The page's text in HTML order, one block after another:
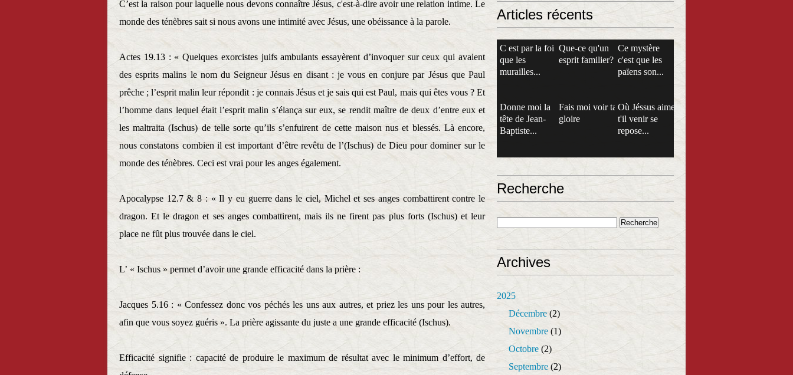
C’est la raison pour laquelle nous devons connaître Jésus, c'est-à-dire avoir une relation intime. Le
monde des ténèbres sait si nous avons une intimité avec Jésus, une obéissance à la parole.
Actes 19.13 : « Quelques exorcistes juifs ambulants essayèrent d’invoquer sur ceux qui avaient
des esprits malins le nom du Seigneur Jésus en disant : je vous en conjure par Jésus que Paul
prêche ; l’esprit malin leur répondit : je connais Jésus et je sais qui est Paul, mais qui êtes vous ? Et
l’homme dans lequel était l’esprit malin s’élança sur eux, se rendit maître de deux d’entre eux et
les maltraita (Ischus) de telle sorte qu’ils s’enfuirent de cette maison nus et blessés. Là encore,
nous constatons combien il est important d’être revêtu de l’(Ischus) de Dieu pour dominer sur le
monde des ténèbres. Ceci est vrai pour les anges également.
Apocalypse 12.7 & 8 : « Il y eu guerre dans le ciel, Michel et ses anges combattirent contre le
dragon. Et le dragon et ses anges combattirent, mais ils ne firent pas plus forts (Ischus) et leur
place ne fût plus trouvée dans le ciel.
L’ « Ischus » permet d’avoir une grande efficacité dans la prière :
Jacques 5.16 : « Confessez donc vos péchés les uns aux autres, et priez les uns pour les autres,
afin que vous soyez guéris ». La prière agissante du juste a une grande efficacité (Ischus).
Efficacité signifie : capacité de produire le maximum de résultat avec le minimum d’effort, de
Articles récents
C est par la foi
que les
murailles...
Que-ce qu'un
esprit familier?
Ce mystère
c'est que les
païens son...
Donne moi la
tête de Jean-
Baptiste...
Fais moi voir ta
gloire
Où Jéssus aime
t'il venir se
repose...
Recherche
Archives
2025
Décembre (2)
Novembre (1)
Octobre (2)
Septembre (2)